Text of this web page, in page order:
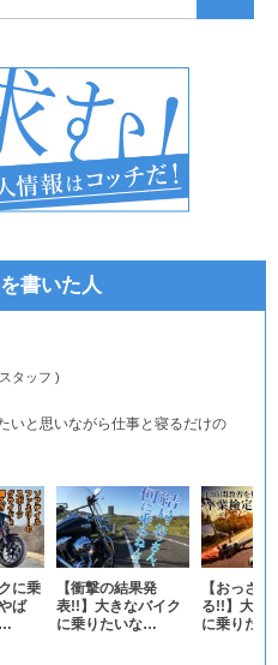
書いた人
タッフ )
いと思いながら仕事と寝るだけの
に乗
ば
…
【衝撃の結果発
表!!】大きなバイク
に乗りたいな…
【おっさ
る!!】大き
に乗りた